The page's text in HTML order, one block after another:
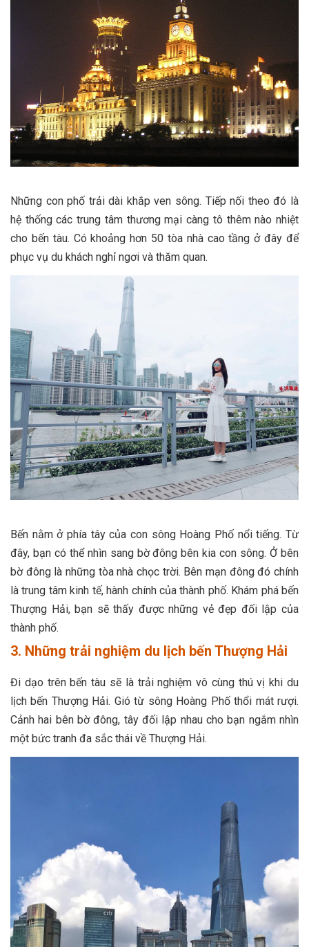
Những con phố trải dài khắp ven sông. Tiếp nối theo đó là
hệ thống các trung tâm thương mại càng tô thêm nào nhiệt
cho bến tàu. Có khoảng hơn 50 tòa nhà cao tầng ở đây để
phục vụ du khách nghỉ ngơi và thăm quan.
Bến nằm ở phía tây của con sông Hoàng Phố nổi tiếng. Từ
đây, bạn có thể nhìn sang bờ đông bên kia con sông. Ở bên
bờ đông là những tòa nhà chọc trời. Bên mạn đông đó chính
là trung tâm kinh tế, hành chính của thành phố. Khám phá bến
Thượng Hải, bạn sẽ thấy được những vẻ đẹp đối lập của
thành phố.
3. Những trải nghiệm du lịch bến Thượng Hải
Đi dạo trên bến tàu sẽ là trải nghiệm vô cùng thú vị khi du
lịch bến Thượng Hải. Gió từ sông Hoàng Phố thổi mát rượi.
Cảnh hai bên bờ đông, tây đối lập nhau cho bạn ngắm nhìn
một bức tranh đa sắc thái về Thượng Hải.